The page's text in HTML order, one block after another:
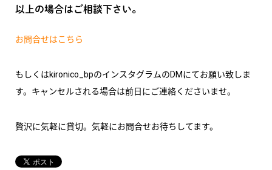
以上の場合はご相談下さい。
お問合せはこちら
もしくはkironico_bpのインスタグラムのDMにてお願い致しま
す。キャンセルされる場合は前日にご連絡くださいませ。
贅沢に気軽に貸切。気軽にお問合せお待ちしてます。